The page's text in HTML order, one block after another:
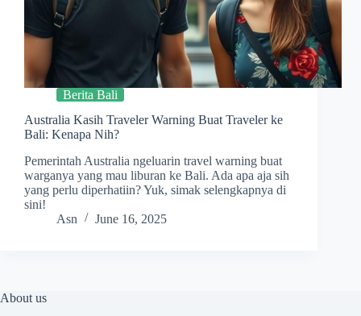
Berita Bali
Australia Kasih Traveler Warning Buat Traveler ke
Bali: Kenapa Nih?
Pemerintah Australia ngeluarin travel warning buat
warganya yang mau liburan ke Bali. Ada apa aja sih
yang perlu diperhatiin? Yuk, simak selengkapnya di
sini!
Asn
June 16, 2025
About us